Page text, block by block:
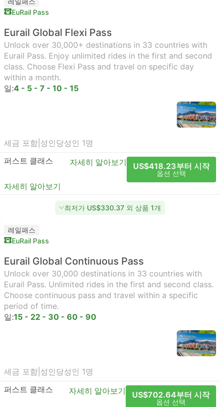
EuRail Pass
Eurail Global Flexi Pass
Unlock over 30,000+ destinations in 33 countries with
Eurail Pass. Enjoy unlimited rides in the first and second
class. Choose Flexi Pass and travel on specific day
within a month.
일:4 - 5 - 7 - 10 - 15
세금 포함 성인당성인 1명
퍼스트 클래스
자세히 알아보기 US$418.23부터 시작
옵션 선택
자세히 알아보기
최저가 US$330.37 외 상품 1개
레일패스
EuRail Pass
Eurail Global Continuous Pass
Unlock over 30,000 destinations in 33 countries with
Eurail Pass. Unlimited rides in the first and second class.
Choose continuous pass and travel within a specific
period of time.
일:15 - 22 - 30 - 60 - 90
세금 포함 성인당성인 1명
퍼스트 클래스
자세히 알아보기 US$702.64부터 시작
옵션 선택